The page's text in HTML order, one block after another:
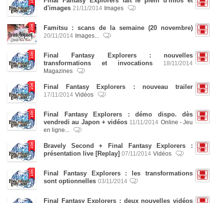
d'images 21/11/2014 Images
Famitsu : scans de la semaine (20 novembre)
20/11/2014 Images...
Final Fantasy Explorers : nouvelles
transformations et invocations
18/11/2014
Magazines
Final Fantasy Explorers : nouveau trailer
17/11/2014 Vidéos
Final Fantasy Explorers : démo dispo. dès
vendredi au Japon + vidéos 11/11/2014 Online - Jeu
en ligne...
Bravely Second + Final Fantasy Explorers :
présentation live [Replay] 07/11/2014 Vidéos
Final Fantasy Explorers : les transformations
sont optionnelles 03/11/2014
Final Fantasy Explorers : deux nouvelles vidéos